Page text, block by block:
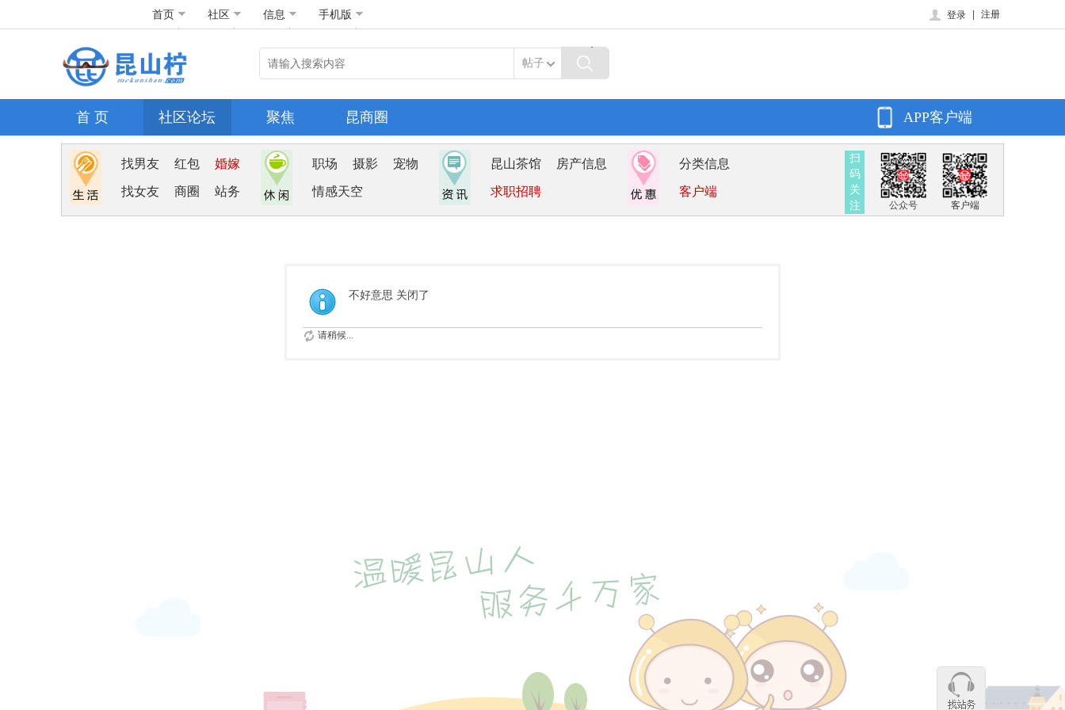
首页 社区 信息 手机版 登录 注册
帖子
首 页 社区论坛 聚焦 昆商圈 APP客户端
找男友 红包 婚嫁
找女友 商圈 站务
职场 摄影 宠物
情感天空
昆山茶馆 房产信息
求职招聘
分类信息
客户端
扫
码
关
注
公众号 客户端
不好意思 关闭了
请稍候...